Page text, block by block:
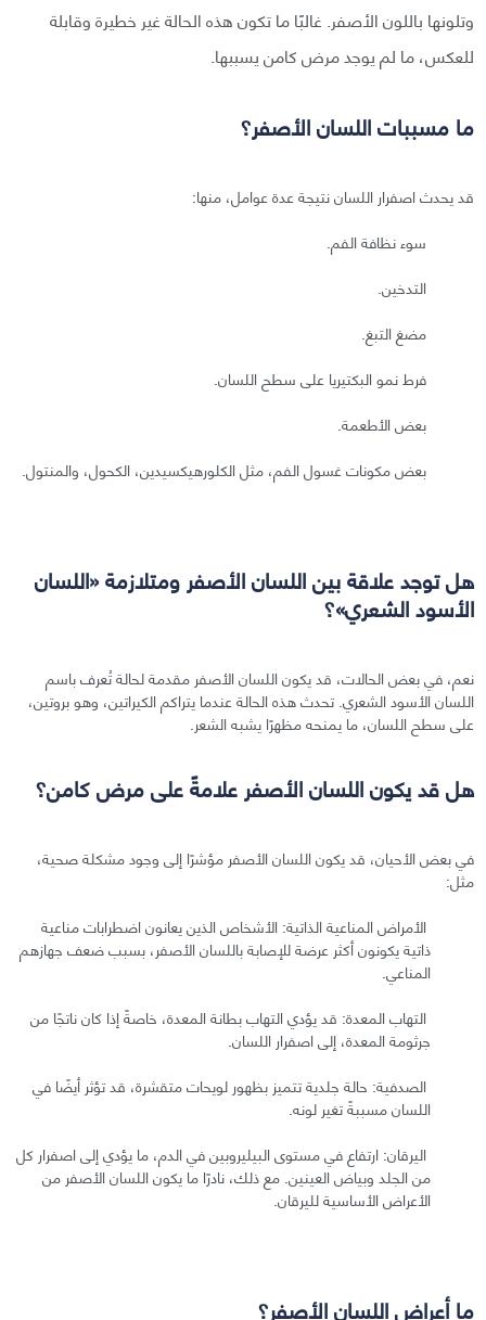
وتلونها باللون الأصفر. غالبًا ما تكون هذه الحالة غير خطيرة وقابلة
للعكس، ما لم يوجد مرض كامن يسببها.
ما مسببات اللسان الأصفر؟
قد يحدث اصفرار اللسان نتيجة عدة عوامل، منها:
سوء نظافة الفم.
التدخين.
مضغ التبغ.
فرط نمو البكتيريا على سطح اللسان.
بعض الأطعمة.
بعض مكونات غسول الفم، مثل الكلورهيكسيدين، الكحول، والمنتول.
هل توجد علاقة بين اللسان الأصفر ومتلازمة «اللسان
الأسود الشعري»؟
نعم، في بعض الحالات، قد يكون اللسان الأصفر مقدمة لحالة تُعرف باسم
اللسان الأسود الشعري. تحدث هذه الحالة عندما يتراكم الكيراتين، وهو بروتين،
على سطح اللسان، ما يمنحه مظهرًا يشبه الشعر.
هل قد يكون اللسان الأصفر علامةً على مرض كامن؟
في بعض الأحيان، قد يكون اللسان الأصفر مؤشرًا إلى وجود مشكلة صحية،
مثل:
الأمراض المناعية الذاتية: الأشخاص الذين يعانون اضطرابات مناعية
ذاتية يكونون أكثر عرضة للإصابة باللسان الأصفر، بسبب ضعف جهازهم
المناعي.
التهاب المعدة: قد يؤدي التهاب بطانة المعدة، خاصةً إذا كان ناتجًا من
جرثومة المعدة، إلى اصفرار اللسان.
الصدفية: حالة جلدية تتميز بظهور لويحات متقشرة، قد تؤثر أيضًا في
اللسان مسببةً تغير لونه.
اليرقان: ارتفاع في مستوى البيليروبين في الدم، ما يؤدي إلى اصفرار كل
من الجلد وبياض العينين. مع ذلك، نادرًا ما يكون اللسان الأصفر من
الأعراض الأساسية لليرقان.
ما أعراض اللسان الأصفر؟